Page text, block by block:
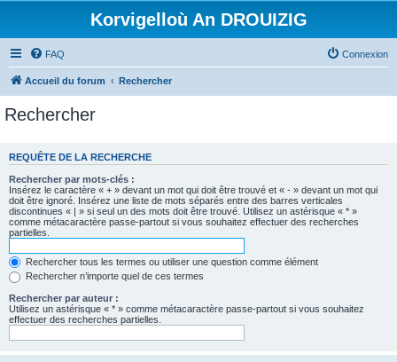
Korvigelloù An DROUIZIG
FAQ Connexion
Accueil du forum Rechercher
Rechercher
REQUÊTE DE LA RECHERCHE
Rechercher par mots-clés :
Insérez le caractère « + » devant un mot qui doit être trouvé et « - » devant un mot qui
doit être ignoré. Insérez une liste de mots séparés entre des barres verticales
discontinues « | » si seul un des mots doit être trouvé. Utilisez un astérisque « * »
comme métacaractère passe-partout si vous souhaitez effectuer des recherches
partielles.
Rechercher tous les termes ou utiliser une question comme élément
Rechercher n’importe quel de ces termes
Rechercher par auteur :
Utilisez un astérisque « * » comme métacaractère passe-partout si vous souhaitez
effectuer des recherches partielles.